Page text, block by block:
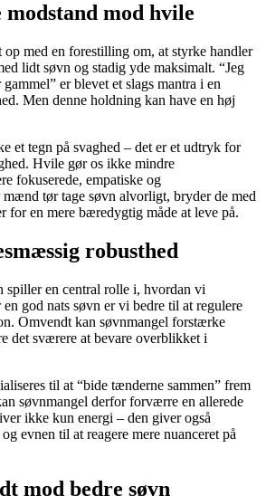
mod hvile
med en forestilling om, at styrke handler
lidt søvn og stadig yde maksimalt. “Jeg
er blevet et slags mantra i en
Men denne holdning kan have en høj
et tegn på svaghed – det er et udtryk for
Hvile gør os ikke mindre
fokuserede, empatiske og
tør tage søvn alvorligt, bryder de med
for en mere bæredygtig måde at leve på.
robusthed
spiller en central rolle i, hvordan vi
god nats søvn er vi bedre til at regulere
Omvendt kan søvnmangel forstærke
det sværere at bevare overblikket i
til at “bide tænderne sammen” frem
søvnmangel derfor forværre en allerede
ikke kun energi – den giver også
evnen til at reagere mere nuanceret på
mod bedre søvn